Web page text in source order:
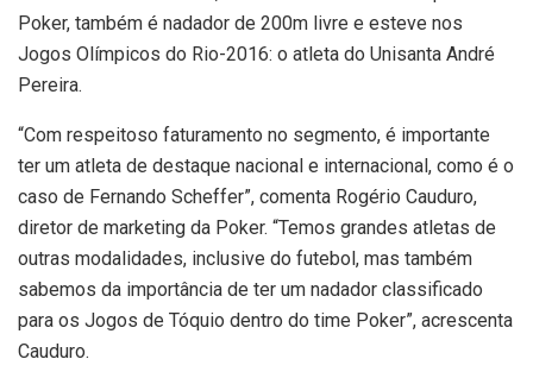
Poker, também é nadador de 200m livre e esteve nos
Jogos Olímpicos do Rio-2016: o atleta do Unisanta André
Pereira.
“Com respeitoso faturamento no segmento, é importante
ter um atleta de destaque nacional e internacional, como é o
caso de Fernando Scheffer”, comenta Rogério Cauduro,
diretor de marketing da Poker. “Temos grandes atletas de
outras modalidades, inclusive do futebol, mas também
sabemos da importância de ter um nadador classificado
para os Jogos de Tóquio dentro do time Poker”, acrescenta
Cauduro.